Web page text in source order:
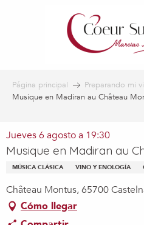
Página principal Preparando mi
Musique en Madiran au Château
Jueves 6 agosto a 19:30
Musique en Madiran au
MÚSICA CLÁSICA VINO Y ENOLOGÍA
Château Montus, 65700
Cómo llegar